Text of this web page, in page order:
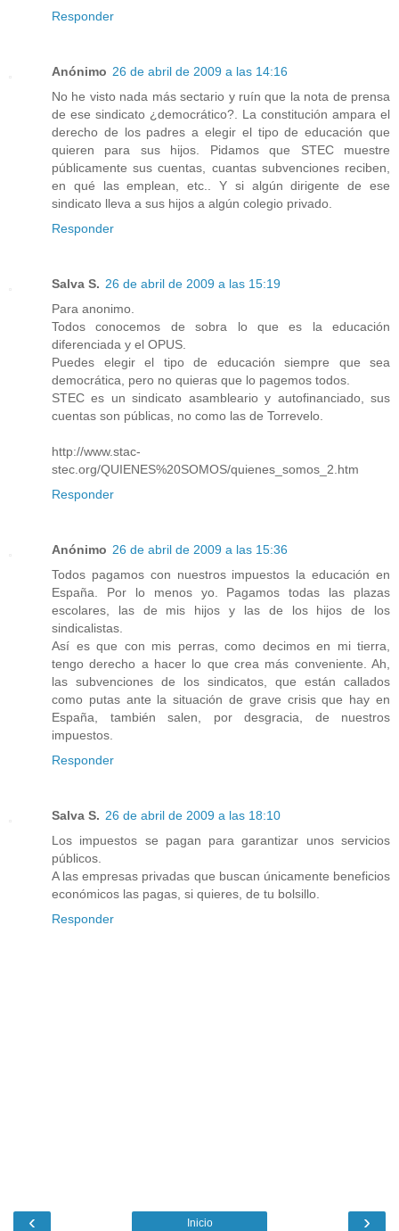
Responder
Anónimo 26 de abril de 2009 a las 14:16
No he visto nada más sectario y ruín que la nota de prensa
de ese sindicato ¿democrático?. La constitución ampara el
derecho de los padres a elegir el tipo de educación que
quieren para sus hijos. Pidamos que STEC muestre
públicamente sus cuentas, cuantas subvenciones reciben,
en qué las emplean, etc.. Y si algún dirigente de ese
sindicato lleva a sus hijos a algún colegio privado.
Responder
Salva S. 26 de abril de 2009 a las 15:19
Para anonimo.
Todos conocemos de sobra lo que es la educación
diferenciada y el OPUS.
Puedes elegir el tipo de educación siempre que sea
democrática, pero no quieras que lo pagemos todos.
STEC es un sindicato asambleario y autofinanciado, sus
cuentas son públicas, no como las de Torrevelo.
http://www.stac-
stec.org/QUIENES%20SOMOS/quienes_somos_2.htm
Responder
Anónimo 26 de abril de 2009 a las 15:36
Todos pagamos con nuestros impuestos la educación en
España. Por lo menos yo. Pagamos todas las plazas
escolares, las de mis hijos y las de los hijos de los
sindicalistas.
Así es que con mis perras, como decimos en mi tierra,
tengo derecho a hacer lo que crea más conveniente. Ah,
las subvenciones de los sindicatos, que están callados
como putas ante la situación de grave crisis que hay en
España, también salen, por desgracia, de nuestros
impuestos.
Responder
Salva S. 26 de abril de 2009 a las 18:10
Los impuestos se pagan para garantizar unos servicios
públicos.
A las empresas privadas que buscan únicamente beneficios
económicos las pagas, si quieres, de tu bolsillo.
Responder
‹ ›
Inicio